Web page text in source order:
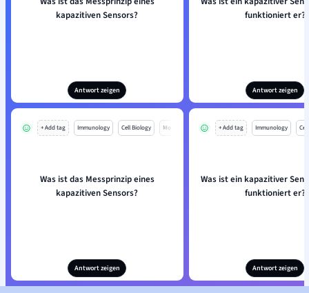
kapazitiven Sensors?
Antwort zeigen
funktioniert er?
Antwort zeigen
+ Add tag Immunology Cell Biology Mo
Was ist das Messprinzip eines
kapazitiven Sensors?
Antwort zeigen
+ Add tag Immunology
Was ist ein kapazitiver
funktioniert er?
Antwort zeigen